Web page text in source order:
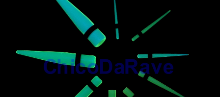
Finalizar compra
Contato